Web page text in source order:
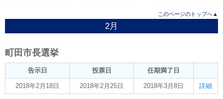
このページのトップへ▲
2月
町田市長選挙
告示日 投票日 任期満了日
2018年2月18日 2018年2月25日 2018年3月8日 詳細